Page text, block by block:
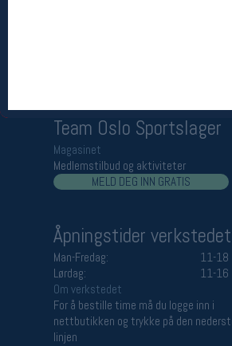
Team Oslo Sportslager
Magasinet
Medlemstilbud og aktiviteter
MELD DEG INN GRATIS
Åpningstider verkstedet
Man-Fredag:
11-18
Lørdag:
11-16
Om verkstedet
For å bestille time må du logge inn i
nettbutikken og trykke på den
linjen